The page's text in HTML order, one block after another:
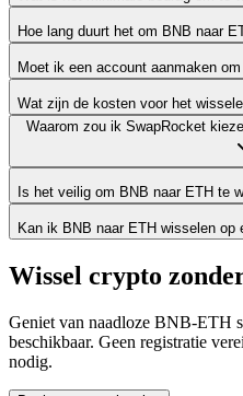
Hoe lang duurt het om BNB naar
Moet ik een account aanmaken
Wat zijn de kosten voor het
Waarom zou ik SwapRocket
Is het veilig om BNB naar ETH te
Kan ik BNB naar ETH wisselen op
Wissel crypto
Geniet van naadloze BNB-ETH
beschikbaar. Geen registratie
nodig.